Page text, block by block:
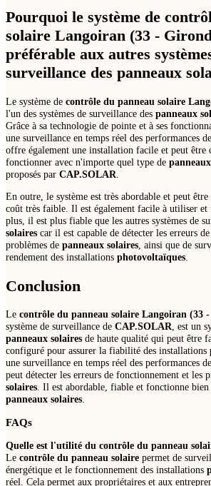
Pourquoi le système de
solaire Langoiran (33 -
préférable aux autres
surveillance des panneaux
Le système de contrôle du panneau solaire
l'un des systèmes de surveillance des panneaux
Grâce à sa technologie de pointe et à ses
une surveillance en temps réel des performances
offre également une installation facile et peut être
fonctionner avec n'importe quel type de
proposés par CAP.SOLAR
En outre, le système est très abordable et peut
coût très faible. Il est également facile à utiliser
plus, il est plus fiable que les autres systèmes de
solaires car il est capable de détecter les erreurs
problèmes de panneaux solaires , ainsi que de
rendement des installations photovoltaïques
Conclusion
Le contrôle du panneau solaire Langoiran (33
système de surveillance de CAP.SOLAR , est un
panneaux solaires de haute qualité qui peut être
configuré pour assurer la fiabilité des installations
une surveillance en temps réel des performances
peut détecter les erreurs de fonctionnement et les
solaires . Il est abordable, fiable et fonctionne
panneaux solaires
FAQs
Quelle est l'utilité du contrôle du panneau
Le contrôle du panneau solaire permet de
énergétique et le fonctionnement des installations
réel. Cela permet aux propriétaires et aux